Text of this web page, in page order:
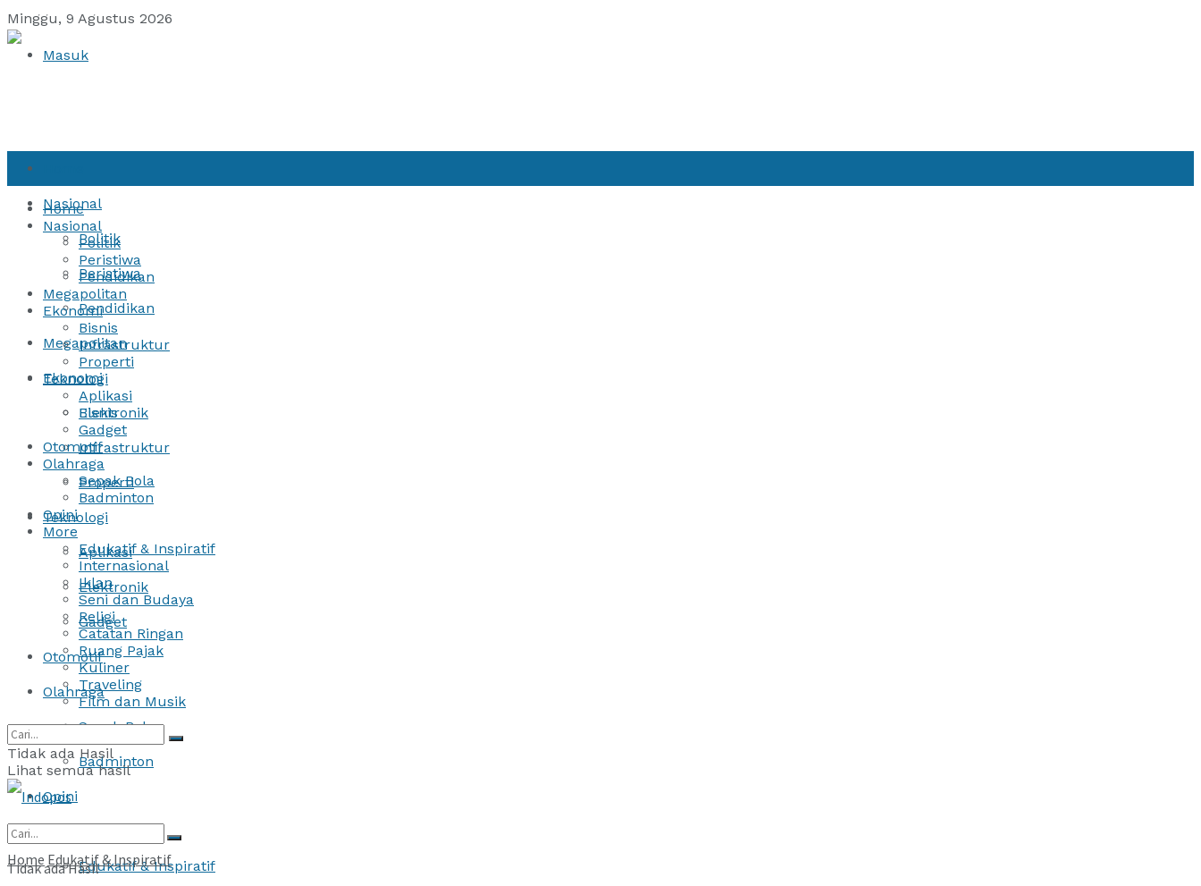
Minggu, 9 Agustus 2026
Masuk
Nasional
Politik
Peristiwa
Pendidikan
Megapolitan
Ekonomi
Bisnis
Infrastruktur
Properti
Teknologi
Aplikasi
Elektronik
Gadget
Otomotif
Olahraga
Sepak Bola
Badminton
Opini
Edukatif & Inspiratif
Home
Nasional
Politik
Peristiwa
Pendidikan
Megapolitan
Ekonomi
Bisnis
Infrastruktur
Properti
Teknologi
Aplikasi
Elektronik
Gadget
Otomotif
Olahraga
Sepak Bola
Badminton
Opini
More
Edukatif & Inspiratif
Internasional
Iklan
Seni dan Budaya
Religi
Catatan Ringan
Ruang Pajak
Kuliner
Traveling
Film dan Musik
Tidak ada Hasil
Lihat semua hasil
Tidak ada Hasil
Home Edukatif & Inspiratif